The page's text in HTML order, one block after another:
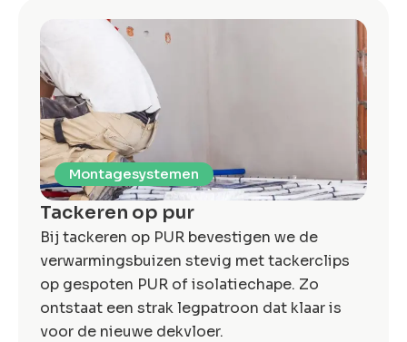
Montagesystemen
Tackeren op pur
Bij tackeren op PUR bevestigen we de
verwarmingsbuizen stevig met tackerclips
op gespoten PUR of isolatiechape. Zo
ontstaat een strak legpatroon dat klaar is
voor de nieuwe dekvloer.